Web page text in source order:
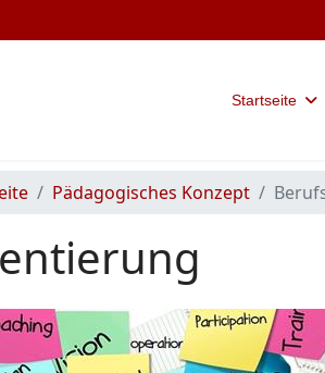
Startseite
Pädagogisches Konzept